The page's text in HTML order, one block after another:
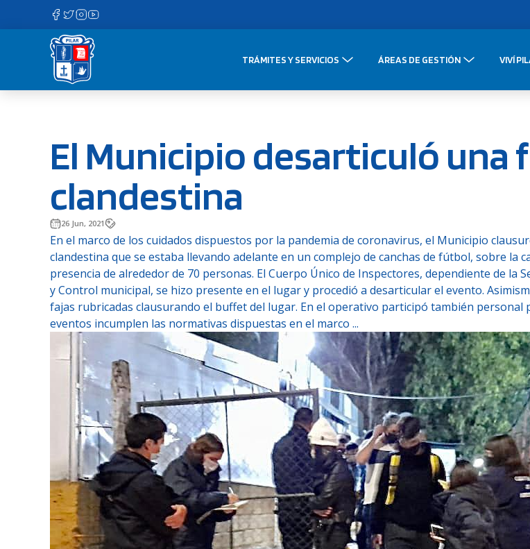
contenido
TRÁMITES Y SERVICIOS ÁREAS DE GESTIÓN VIVÍ
El Municipio desarticuló una
clandestina
26 Jun, 2021
En el marco de los cuidados dispuestos por la pandemia de coronavirus, el Municipio
clandestina que se estaba llevando adelante en un complejo de canchas de fútbol, sobre la
presencia de alrededor de 70 personas. El Cuerpo Único de Inspectores, dependiente de la
y Control municipal, se hizo presente en el lugar y procedió a desarticular el evento.
fajas rubricadas clausurando el buffet del lugar. En el operativo participó también personal
eventos incumplen las normativas dispuestas en el marco ...